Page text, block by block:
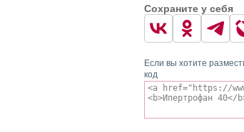
Сохраните у себя
Если вы хотите
код